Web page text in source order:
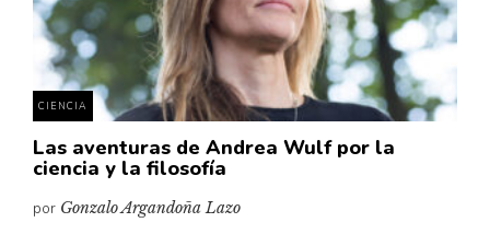
Pensamiento ilustrado
Personaje
Personajes secundarios
Política
Relecturas
Sociedad
CIENCIA
Las aventuras de Andrea Wulf por la
ciencia y la filosofía
por Gonzalo Argandoña Lazo